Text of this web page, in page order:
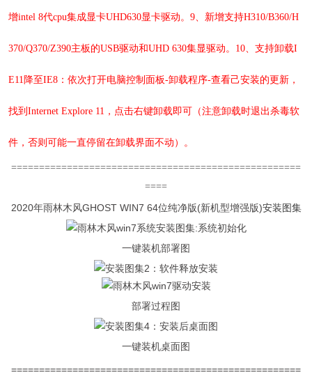
增intel 8代cpu集成显卡UHD630显卡驱动。9、新增支持H310/B360/H
370/Q370/Z390主板的USB驱动和UHD 630集显驱动。10、支持卸载I
E11降至IE8：依次打开电脑控制面板-卸载程序-查看己安装的更新，
找到Internet Explore 11，点击右键卸载即可（注意卸载时退出杀毒软
件，否则可能一直停留在卸载界面不动）。
====================================================
====
2020年雨林木风GHOST WIN7 64位纯净版(新机型增强版)安装图集
一键装机部署图
部署过程图
一键装机桌面图
====================================================